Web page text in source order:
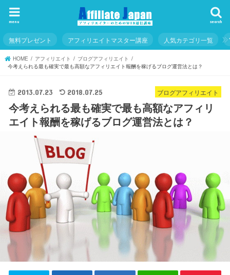
search
menu
無料プレゼント アフィリエイトマスター講座 人気カテゴリ一覧
HOME アフィリエイト
ブログアフィリエイト
今考えられる最も確実で最も高額なアフィリエイト報酬を稼げるブログ運営法とは？
ブログアフィリエイト
2013.07.23 2018.07.25
今考えられる最も確実で最も高額なアフィリ
エイト報酬を稼げるブログ運営法とは？